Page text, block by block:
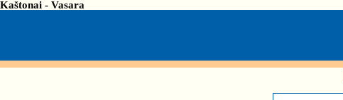
Kaštonai - Vasara